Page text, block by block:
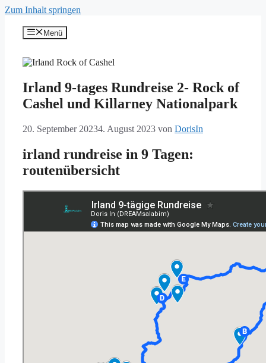
Zum Inhalt springen
Menü
Irland 9-tages Rundreise 2- Rock of
Cashel und Killarney Nationalpark
20. September 20234. August 2023 von DorisIn
irland rundreise in 9 Tagen:
routenübersicht